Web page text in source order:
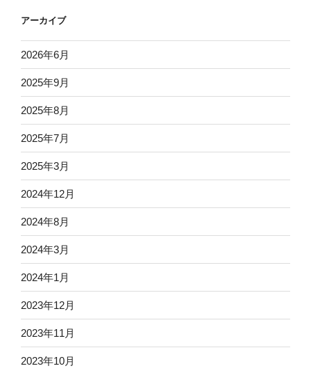
アーカイブ
2026年6月
2025年9月
2025年8月
2025年7月
2025年3月
2024年12月
2024年8月
2024年3月
2024年1月
2023年12月
2023年11月
2023年10月